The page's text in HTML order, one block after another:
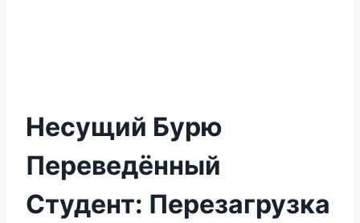
Несущий Бурю
Переведённый
Студент: Перезагрузка